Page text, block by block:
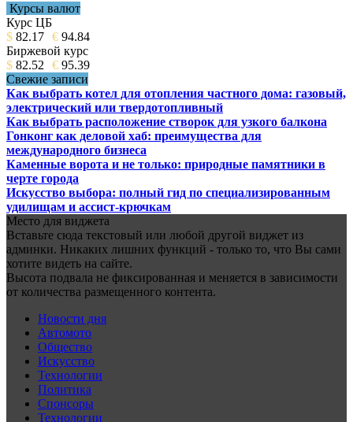
Курсы валют
Курс ЦБ
$ 82.17 € 94.84
Биржевой курс
$ 82.52 € 95.39
Свежие записи
Как выбрать котел для отопления частного дома: газовый,
электрический или твердотопливный
Как выбрать расположение створок для узкого балкона
Гонконг как деловой хаб: преимущества для
международного бизнеса
Каменные ворота и не только: природные памятники в
черте города
Искусство выбора: полный гид по специализированным
удилищам и ассист-крючкам
Место для виджета
Вставьте сюда текстовый или любой другой виджет из
админки. Никаких лишних функций - только то, что Вы сами
хотите видеть на сайте.
Высота подвала не фиксированная и меняется в зависимости
от количества размещенного контента.
Новости дня
Автомото
Общество
Искусство
Технологии
Политика
Спонсоры
Технологии